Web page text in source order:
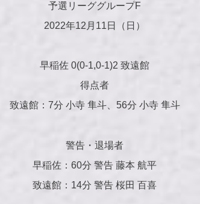
予選リーググループF
2022年12月11日（日）
早稲佐 0(0-1,0-1)2 致遠館
得点者
致遠館：7分 小寺 隼斗、56分 小寺 隼斗
警告・退場者
早稲佐：60分 警告 藤本 航平
致遠館：14分 警告 桜田 百喜